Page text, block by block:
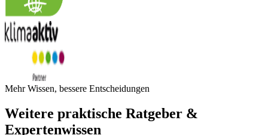
Mehr Wissen, bessere Entscheidungen
Weitere praktische Ratgeber &
Expertenwissen